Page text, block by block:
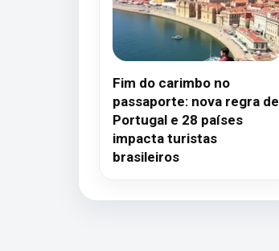
Fim do carimbo no
passaporte: nova regra de
Portugal e 28 países
impacta turistas
brasileiros